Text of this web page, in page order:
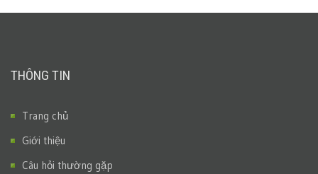
THÔNG TIN
Trang chủ
Giới thiệu
Câu hỏi thường gặp